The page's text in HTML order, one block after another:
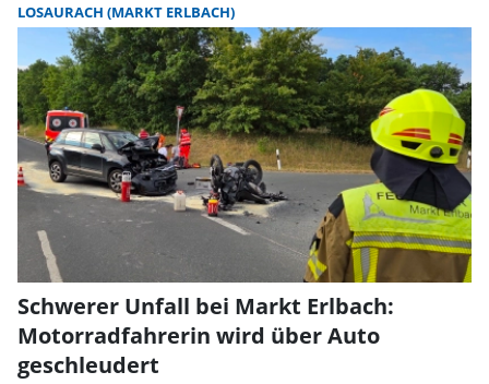
LOSAURACH (MARKT ERLBACH)
Schwerer Unfall bei Markt Erlbach:
Motorradfahrerin wird über Auto
geschleudert